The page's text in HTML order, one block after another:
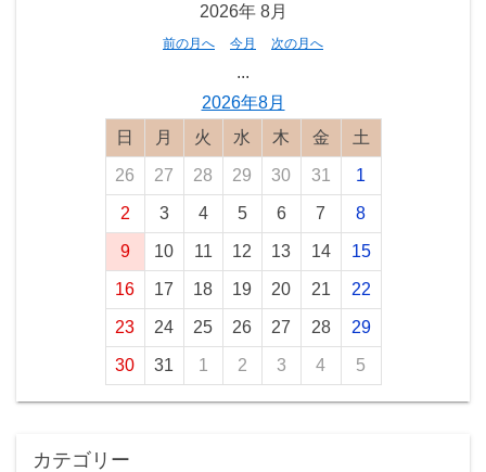
2026年 8月
前の月へ 今月 次の月へ
...
2026年8月
日曜日月曜日火曜日水曜日木曜日金曜日土曜日
26 27 28 29 30 31 1
2 3 4 5 6 7 8
9 10 11 12 13 14 15
16 17 18 19 20 21 22
23 24 25 26 27 28 29
30 31 1 2 3 4 5
カテゴリー